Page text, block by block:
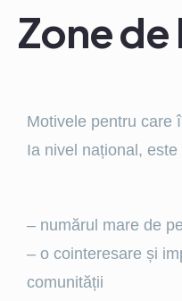
Zone de
Motivele pentru care
Ia nivel național,
– numărul mare de
– o cointeresare și
comunității